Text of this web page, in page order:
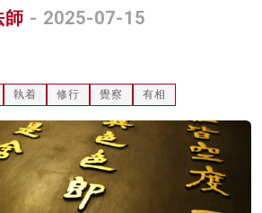
師 - 2025-07-15
執着 修行 覺察 有相